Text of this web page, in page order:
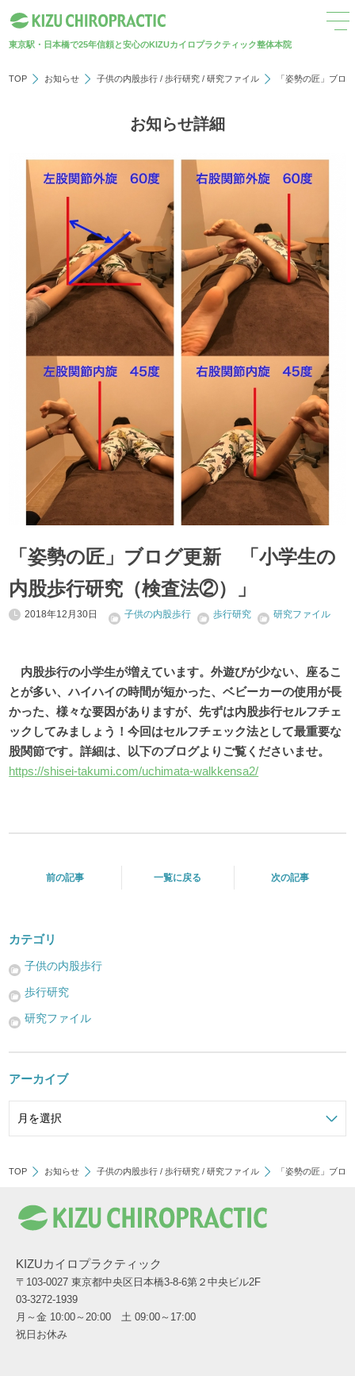
東京駅・日本橋で25年信頼と安心のKIZUカイロプラクティック整体本院
TOP お知らせ 子供の内股歩行 /歩行研究 /研究ファイル 「姿勢の匠」ブ
お知らせ詳細
「姿勢の匠」ブログ更新 「小学生の
内股歩行研究（検査法②）」
2018年12月30日 子供の内股歩行 歩行研究 研究ファイル
内股歩行の小学生が増えています。外遊びが少ない、座るこ
とが多い、ハイハイの時間が短かった、ベビーカーの使用が長
かった、様々な要因がありますが、先ずは内股歩行セルフチェ
ックしてみましょう！今回はセルフチェック法として最重要な
股関節です。詳細は、以下のブログよりご覧くださいませ。
https://shisei-takumi.com/uchimata-walkkensa2/
前の記事 一覧に戻る 次の記事
カテゴリ
子供の内股歩行
歩行研究
研究ファイル
アーカイブ
TOP お知らせ 子供の内股歩行 /歩行研究 /研究ファイル 「姿勢の匠」ブ
KIZUカイロプラクティック
〒103-0027 東京都中央区日本橋3-8-6第２中央ビル2F
03-3272-1939
月～金 10:00～20:00 土 09:00～17:00
祝日お休み